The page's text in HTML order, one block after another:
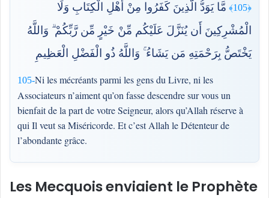
﴿105﴾
مَّا يَوَدُّ الَّذِينَ كَفَرُوا مِنْ أَهْلِ الْكِتَابِ وَلَا
الْمُشْرِكِينَ أَن يُنَزَّلَ عَلَيْكُم مِّنْ خَيْرٍ مِّن رَّبِّكُمْ ۗ وَاللَّهُ
يَخْتَصُّ بِرَحْمَتِهِ مَن يَشَاءُ ۚ وَاللَّهُ ذُو الْفَضْلِ الْعَظِيمِ
105-Ni les mécréants parmi les gens du Livre, ni les
Associateurs n’aiment qu’on fasse descendre sur vous un
bienfait de la part de votre Seigneur, alors qu’Allah réserve à
qui Il veut sa Miséricorde. Et c’est Allah le Détenteur de
l’abondante grâce.
Les Mecquois enviaient le Prophète